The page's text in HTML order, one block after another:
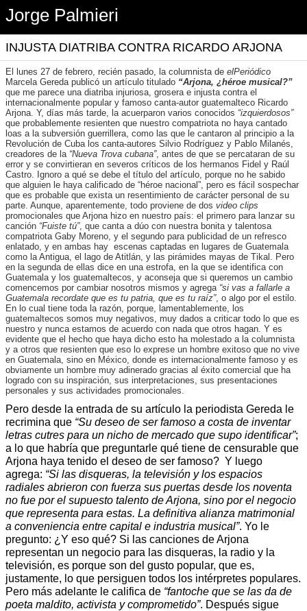
Jorge Palmieri
INJUSTA DIATRIBA CONTRA RICARDO ARJONA
El lunes 27 de febrero, recién pasado, la columnista de elPeriódico
Marcela Gereda publicó un artículo titulado “Arjona, ¿héroe musical?”
que me parece una diatriba injuriosa, grosera e injusta contra el
internacionalmente popular y famoso canta-autor guatemalteco Ricardo
Arjona. Y, días más tarde, la acuerparon varios conocidos “izquierdosos”
que probablemente resienten que nuestro compatriota no haya cantado
loas a la subversión guerrillera, como las que le cantaron al principio a la
Revolución de Cuba los canta-autores Silvio Rodríguez y Pablo Milanés,
creadores de la “Nueva Trova cubana”, antes de que se percataran de su
error y se convirtieran en severos críticos de los hermanos Fidel y Raúl
Castro. Ignoro a qué se debe el título del artículo, porque no he sabido
que alguien le haya calificado de “héroe nacional”, pero es fácil sospechar
que es probable que exista un resentimiento de carácter personal de su
parte. Aunque, aparentemente, todo proviene de dos video clips
promocionales que Arjona hizo en nuestro país: el primero para lanzar su
canción “Fuiste tú”, que canta a dúo con nuestra bonita y talentosa
compatriota Gaby Moreno, y el segundo para publicidad de un refresco
enlatado, y en ambas hay escenas captadas en lugares de Guatemala
como la Antigua, el lago de Atitlán, y las pirámides mayas de Tikal. Pero
en la segunda de ellas dice en una estrofa, en la que se identifica con
Guatemala y los guatemaltecos, y aconseja que si queremos un cambio
comencemos por cambiar nosotros mismos y agrega “si vas a fallarle a
Guatemala recordate que es tu patria, que es tu raíz”, o algo por el estilo.
En lo cual tiene toda la razón, porque, lamentablemente, los
guatemaltecos somos muy negativos, muy dados a criticar todo lo que es
nuestro y nunca estamos de acuerdo con nada que otros hagan. Y es
evidente que el hecho que haya dicho esto ha molestado a la columnista
y a otros que resienten que eso lo exprese un hombre exitoso que no vive
en Guatemala, sino en México, donde es internacionalmente famoso y es
obviamente un hombre muy adinerado gracias al éxito comercial que ha
logrado con su inspiración, sus interpretaciones, sus presentaciones
personales y sus actividades promocionales.
Pero desde la entrada de su artículo la periodista Gereda le
recrimina que “Su deseo de ser famoso a costa de inventar
letras cutres para un nicho de mercado que supo identificar”;
a lo que habría que preguntarle qué tiene de censurable que
Arjona haya tenido el deseo de ser famoso? Y luego
agrega: “Si las disqueras, la televisión y los espacios
radiales abrieron con fuerza sus puertas desde los noventa
no fue por el supuesto talento de Arjona, sino por el negocio
que representa para estas. La definitiva alianza matrimonial
a conveniencia entre capital e industria musical”. Yo le
pregunto: ¿Y eso qué? Si las canciones de Arjona
representan un negocio para las disqueras, la radio y la
televisión, es porque son del gusto popular, que es,
justamente, lo que persiguen todos los intérpretes populares.
Pero más adelante le califica de “fantoche que se las da de
poeta maldito, activista y comprometido”. Después sigue